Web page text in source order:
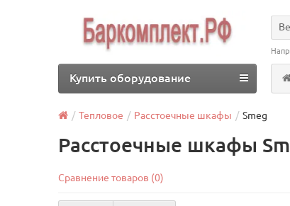
Купить оборудование
Тепловое Расстоечные шкафы Smeg
Расстоечные шкафы
Сравнение товаров (0)